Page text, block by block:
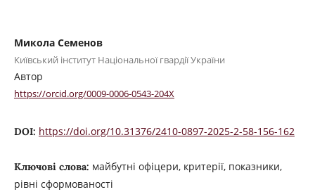
Микола Семенов
Київський інститут Національної гвардії України
Автор
https://orcid.org/0009-0006-0543-204X
DOI: https://doi.org/10.31376/2410-0897-2025-2-58-156-162
Ключові слова: майбутні офіцери, критерії, показники,
рівні сформованості